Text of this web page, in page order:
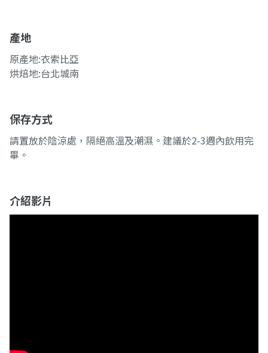
產地
原產地:衣索比亞
烘焙地:台北城南
保存方式
請置放於陰涼處，隔絕高溫及潮濕。建議於2-3週內飲用完
畢。
介紹影片